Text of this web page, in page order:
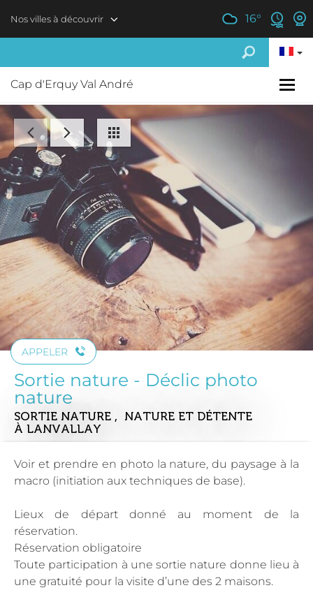
Nos villes à découvrir 16°
Cap d'Erquy Val André
APPELER
Sortie nature - Déclic photo
nature
SORTIE NATURE , NATURE ET DÉTENTE
À LANVALLAY
Voir et prendre en photo la nature, du paysage à la
macro (initiation aux techniques de base).
Lieux de départ donné au moment de la
réservation.
Réservation obligatoire
Toute participation à une sortie nature donne lieu à
une gratuité pour la visite d’une des 2 maisons.